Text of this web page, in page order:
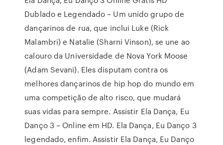
Dublado e Legendado – Um unido grupo de
dançarinos de rua, que inclui Luke (Rick
Malambri) e Natalie (Sharni Vinson), se une ao
calouro da Universidade de Nova York Moose
(Adam Sevani). Eles disputam contra os
melhores dançarinos de hip hop do mundo em
uma competição de alto risco, que mudará
suas vidas para sempre. Assistir Ela Dança, Eu
Danço 3 – Online em HD. Ela Dança, Eu Danço 3
legendado, enfim. Assistir Ela Dança, Eu Danço